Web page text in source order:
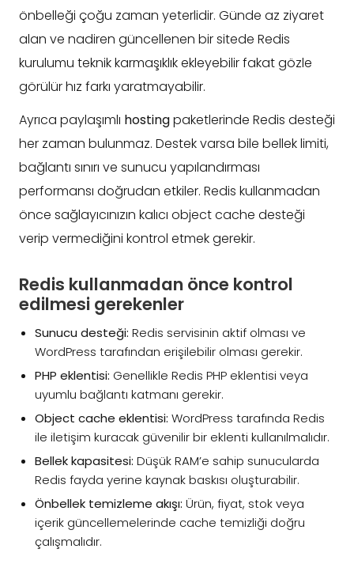
önbelleği çoğu zaman yeterlidir. Günde az ziyaret
alan ve nadiren güncellenen bir sitede Redis
kurulumu teknik karmaşıklık ekleyebilir fakat gözle
görülür hız farkı yaratmayabilir.
Ayrıca paylaşımlı hostingpaketlerinde Redis desteği
her zaman bulunmaz. Destek varsa bile bellek limiti,
bağlantı sınırı ve sunucu yapılandırması
performansı doğrudan etkiler. Redis kullanmadan
önce sağlayıcınızın kalıcı object cache desteği
verip vermediğini kontrol etmek gerekir.
Redis kullanmadan önce kontrol
edilmesi gerekenler
Sunucu desteği: Redis servisinin aktif olması ve
WordPress tarafından erişilebilir olması gerekir.
PHP eklentisi: Genellikle Redis PHP eklentisi veya
uyumlu bağlantı katmanı gerekir.
Object cache eklentisi: WordPress tarafında Redis
ile iletişim kuracak güvenilir bir eklenti kullanılmalıdır.
Bellek kapasitesi: Düşük RAM’e sahip sunucularda
Redis fayda yerine kaynak baskısı oluşturabilir.
Önbellek temizleme akışı: Ürün, fiyat, stok veya
içerik güncellemelerinde cache temizliği doğru
çalışmalıdır.